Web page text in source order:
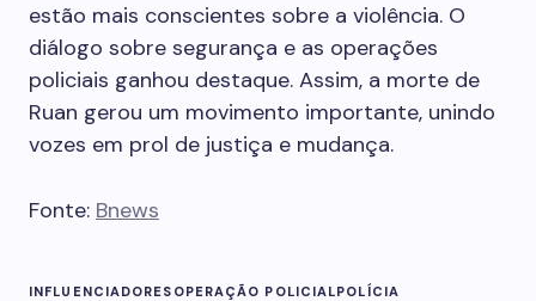
estão mais conscientes sobre a violência. O
diálogo sobre segurança e as operações
policiais ganhou destaque. Assim, a morte de
Ruan gerou um movimento importante, unindo
vozes em prol de justiça e mudança.
Fonte: Bnews
INFLUENCIADORES OPERAÇÃO POLICIALPOLÍCIA